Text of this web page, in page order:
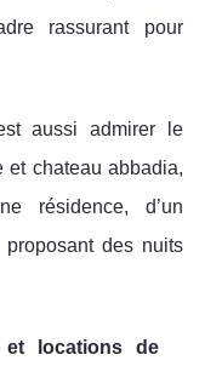
rassurant pour
aussi admirer le
et chateau abbadia,
résidence, d’un
proposant des nuits
et locations de